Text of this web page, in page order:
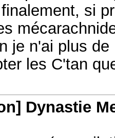
si
je n'ai plus
les C'tan
Dynastie